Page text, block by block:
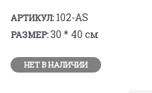
АРТИКУЛ:102-AS
РАЗМЕР:30 * 40 см
НЕТ В НАЛИЧИИ